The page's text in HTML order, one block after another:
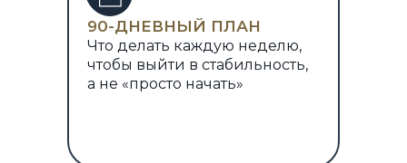
90-ДНЕВНЫЙ ПЛАН
Что делать каждую неделю,
чтобы выйти в стабильность,
а не «просто начать»